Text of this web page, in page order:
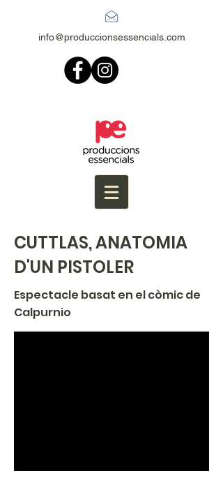
info@produccionsessencials.com
CUTTLAS, ANATOMIA
D'UN PISTOLER
Espectacle basat en el còmic de
Calpurnio